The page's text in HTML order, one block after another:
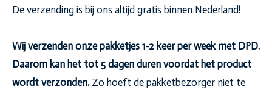
De verzending is bij ons altijd gratis binnen Nederland!
Wij verzenden onze pakketjes 1-2 keer per week met DPD.
Daarom kan het tot 5 dagen duren voordat het product
wordt verzonden. Zo hoeft de pakketbezorger niet te